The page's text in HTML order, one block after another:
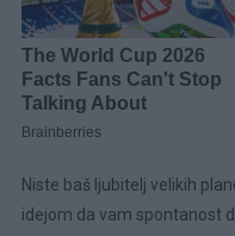
Niste baš ljubitelj velikih
idejom da vam spontanost